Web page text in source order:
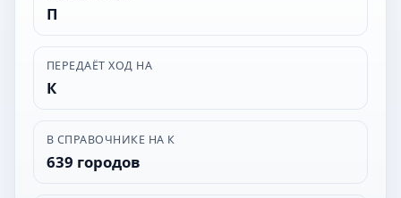
П
ПЕРЕДАЁТ ХОД НА
К
В СПРАВОЧНИКЕ НА К
639 городов